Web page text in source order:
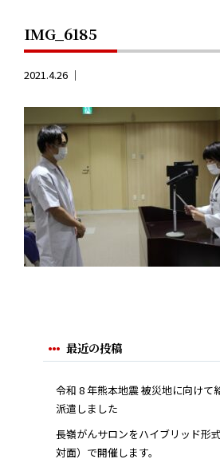
IMG_6185
2021.4.26 ｜
最近の投稿
令和 8 年熊本地震 被災地に向けて
派遣しました
長嶺がんサロンをハイブリッド形
対面）で開催します。